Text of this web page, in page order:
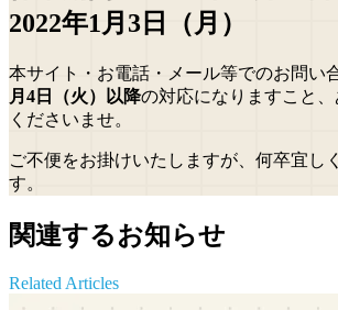
2022年1月3日（月）
本サイト・お電話・メール等でのお問い
月4日（火）以降の対応になりますこと
くださいませ。
ご不便をお掛けいたしますが、何卒宜し
す。
関連するお知らせ
Related Articles